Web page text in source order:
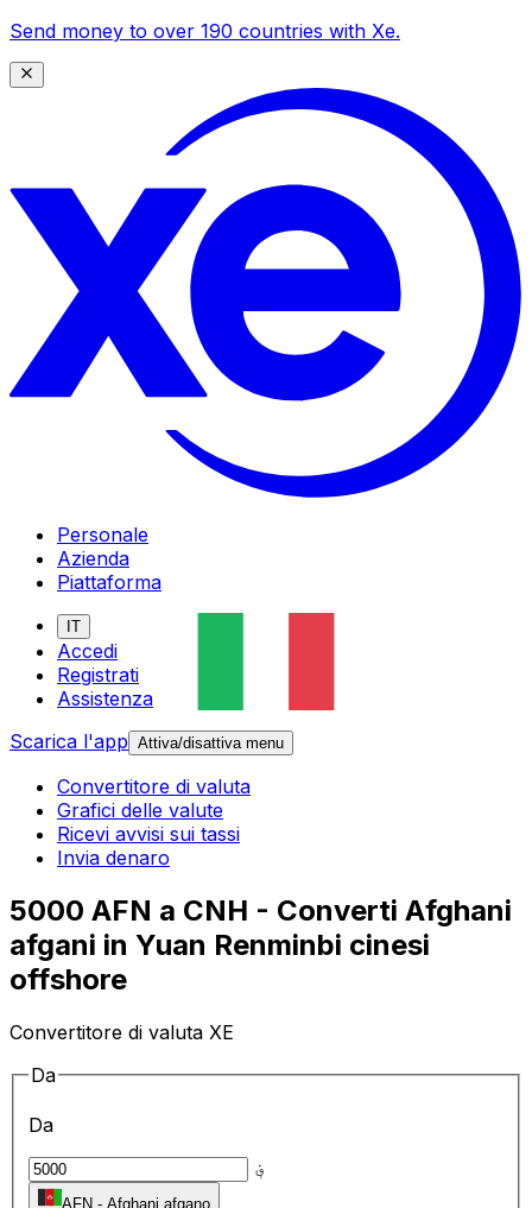
Send money to over 190 countries with Xe.
Personale
Azienda
Piattaforma
IT
Accedi
Registrati
Assistenza
Scarica l'app Attiva/disattiva menu
Convertitore di valuta
Grafici delle valute
Ricevi avvisi sui tassi
Invia denaro
5000 AFN a CNH - Converti Afghani
afgani in Yuan Renminbi cinesi
offshore
Convertitore di valuta XE
Da
Da
؋
AFN - Afghani afgano